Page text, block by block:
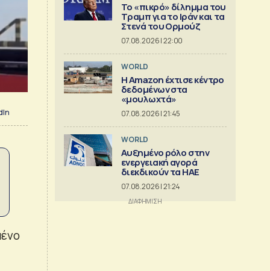
Το «πικρό» δίλημμα του
Τραμπ για το Ιράν και τα
Στενά του Ορμούζ
07.08.2026 | 22:00
WORLD
Η Amazon έχτισε κέντρο
δεδομένων στα
«μουλωχτά»
07.08.2026 | 21:45
WORLD
Αυξημένο ρόλο στην
ενεργειακή αγορά
διεκδικούν τα ΗΑΕ
07.08.2026 | 21:24